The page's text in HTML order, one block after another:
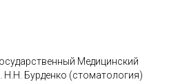
Медицинский
Н.Н. Бурденко (стоматология)